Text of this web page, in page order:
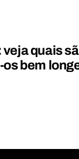
quais
bem